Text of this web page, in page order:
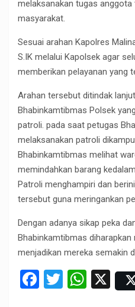
melaksanakan tugas
masyarakat.
Sesuai arahan Kapolres
S.IK melalui Kapolsek agar
memberikan pelayanan yang
Arahan tersebut ditindak
Bhabinkamtibmas Polsek
patroli. pada saat petugas
melaksanakan patroli
Bhabinkamtibmas melihat
memindahkan barang
Patroli menghampiri dan
tersebut guna meringankan
Dengan adanya sikap peka
Bhabinkamtibmas
menjadikan mereka semakin
F
T
W X